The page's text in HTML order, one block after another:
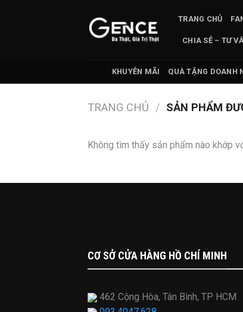
TRANG CHỦ
CHIA SẺ – TƯ
KHUYỄN MÃI QUÀ TẶNG DOANH
TRANG CHỦ / SẢN PHẨM
Không tìm thấy sản phẩm nào khớp
CƠ SỞ CỬA HÀNG HỒ CHÍ MINH
462 Cộng Hòa, Tân Bình, TP HCM